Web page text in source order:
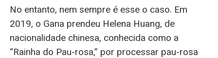
No entanto, nem sempre é esse o caso. Em
2019, o Gana prendeu Helena Huang, de
nacionalidade chinesa, conhecida como a
“Rainha do Pau-rosa,” por processar pau-rosa